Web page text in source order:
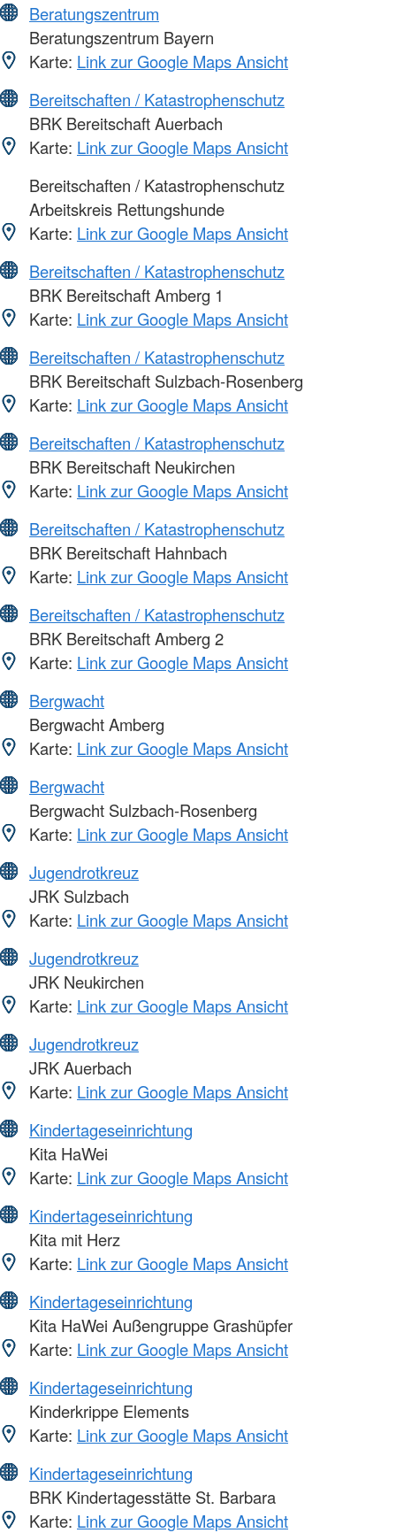
Beratungszentrum
Beratungszentrum Bayern
Karte: Link zur Google Maps Ansicht
Bereitschaften / Katastrophenschutz
BRK Bereitschaft Auerbach
Karte: Link zur Google Maps Ansicht
Bereitschaften / Katastrophenschutz
Arbeitskreis Rettungshunde
Karte: Link zur Google Maps Ansicht
Bereitschaften / Katastrophenschutz
BRK Bereitschaft Amberg 1
Karte: Link zur Google Maps Ansicht
Bereitschaften / Katastrophenschutz
BRK Bereitschaft Sulzbach-Rosenberg
Karte: Link zur Google Maps Ansicht
Bereitschaften / Katastrophenschutz
BRK Bereitschaft Neukirchen
Karte: Link zur Google Maps Ansicht
Bereitschaften / Katastrophenschutz
BRK Bereitschaft Hahnbach
Karte: Link zur Google Maps Ansicht
Bereitschaften / Katastrophenschutz
BRK Bereitschaft Amberg 2
Karte: Link zur Google Maps Ansicht
Bergwacht
Bergwacht Amberg
Karte: Link zur Google Maps Ansicht
Bergwacht
Bergwacht Sulzbach-Rosenberg
Karte: Link zur Google Maps Ansicht
Jugendrotkreuz
JRK Sulzbach
Karte: Link zur Google Maps Ansicht
Jugendrotkreuz
JRK Neukirchen
Karte: Link zur Google Maps Ansicht
Jugendrotkreuz
JRK Auerbach
Karte: Link zur Google Maps Ansicht
Kindertageseinrichtung
Kita HaWei
Karte: Link zur Google Maps Ansicht
Kindertageseinrichtung
Kita mit Herz
Karte: Link zur Google Maps Ansicht
Kindertageseinrichtung
Kita HaWei Außengruppe Grashüpfer
Karte: Link zur Google Maps Ansicht
Kindertageseinrichtung
Kinderkrippe Elements
Karte: Link zur Google Maps Ansicht
Kindertageseinrichtung
BRK Kindertagesstätte St. Barbara
Karte: Link zur Google Maps Ansicht